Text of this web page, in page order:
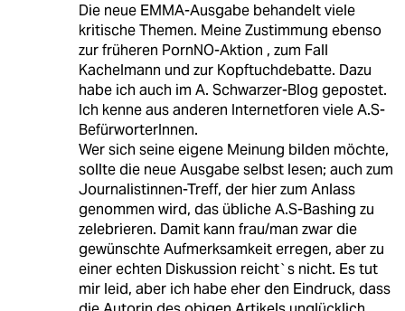
Die neue EMMA-Ausgabe behandelt viele
kritische Themen. Meine Zustimmung ebenso
zur früheren PornNO-Aktion , zum Fall
Kachelmann und zur Kopftuchdebatte. Dazu
habe ich auch im A. Schwarzer-Blog gepostet.
Ich kenne aus anderen Internetforen viele A.S-
BefürworterInnen.
Wer sich seine eigene Meinung bilden möchte,
sollte die neue Ausgabe selbst lesen; auch zum
Journalistinnen-Treff, der hier zum Anlass
genommen wird, das übliche A.S-Bashing zu
zelebrieren. Damit kann frau/man zwar die
gewünschte Aufmerksamkeit erregen, aber zu
einer echten Diskussion reicht`s nicht. Es tut
mir leid, aber ich habe eher den Eindruck, dass